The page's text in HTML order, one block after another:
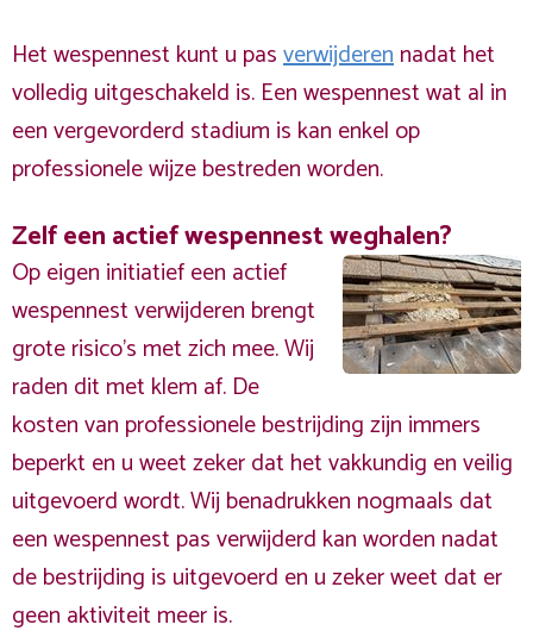
Het wespennest kunt u pasverwijderennadat het
volledig uitgeschakeld is. Een wespennest wat al in
een vergevorderd stadium is kan enkel op
professionele wijze bestreden worden.
Zelf een actief wespennest weghalen?
Op eigen initiatief een actief
wespennest verwijderen brengt
grote risico’s met zich mee. Wij
raden dit met klem af. De
kosten van professionele bestrijding zijn immers
beperkt en u weet zeker dat het vakkundig en veilig
uitgevoerd wordt. Wij benadrukken nogmaals dat
een wespennest pas verwijderd kan worden nadat
de bestrijding is uitgevoerd en u zeker weet dat er
geen aktiviteit meer is.